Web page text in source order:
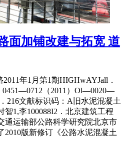
面加铺改建与拓宽 道
年1月第1期HIGHwAYJall．
0451—0712（2011）Ol—0020—
216文献标识码：A旧水泥混凝土
智1,李100088I2．北京建筑工程
通运输部公路科学研究院北京市
2010版新修订《公路水泥混凝土